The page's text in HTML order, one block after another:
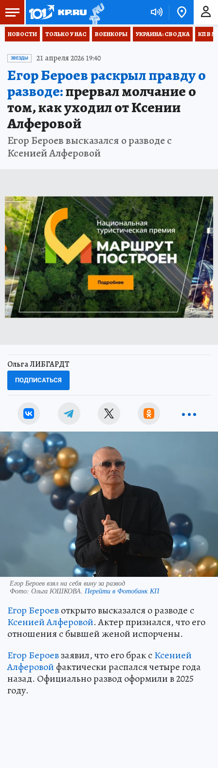
НОВОСТИ ТОЛЬКО У НАС ВОЕНКОРЫ УКРАИНА: СВОДКА КП В
ЗВЕЗДЫ 21 апреля 2026 19:40
Егор Бероев раскрыл правду о
разводе:прервал молчание о
том, как уходил от Ксении
Алферовой
Егор Бероев высказался о разводе с
Ксенией Алферовой
Ольга ЛИБГАРДТ
ПОДПИСАТЬСЯ
Егор Бероев взял на себя вину за развод
Фото: Ольга ЮШКОВА. Перейти в Фотобанк КП
Егор Бероевоткрыто высказался о разводе с
Ксенией Алферовой. Актер признался, что его
отношения с бывшей женой испорчены.
Егор Бероевзаявил, что его брак сКсенией
Алферовой фактически распался четыре года
назад. Официально развод оформили в 2025
году.